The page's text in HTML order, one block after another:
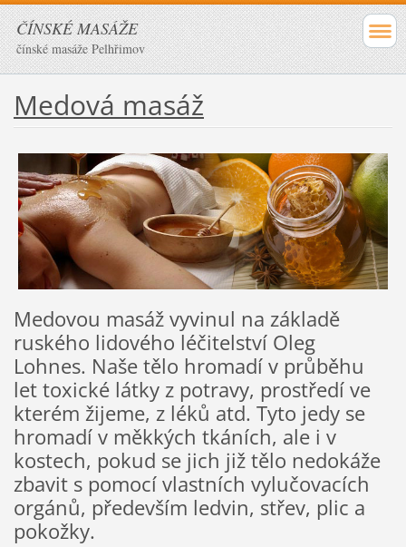
ČÍNSKÉ MASÁŽE
čínské masáže Pelhřimov
Medová masáž
Medovou masáž vyvinul na základě
ruského lidového léčitelství Oleg
Lohnes. Naše tělo hromadí v průběhu
let toxické látky z potravy, prostředí ve
kterém žijeme, z léků atd. Tyto jedy se
hromadí v měkkých tkáních, ale i v
kostech, pokud se jich již tělo nedokáže
zbavit s pomocí vlastních vylučovacích
orgánů, především ledvin, střev, plic a
pokožky.